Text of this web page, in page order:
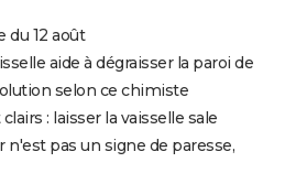
du 12 août
aide à dégraisser la paroi de
selon ce chimiste
: laisser la vaisselle sale
n'est pas un signe de paresse,